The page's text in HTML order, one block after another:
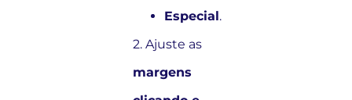
Especial.
2. Ajuste as
margens